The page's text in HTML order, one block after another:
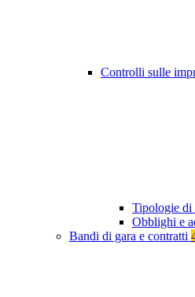
Controlli sulle
Tipologie di
Obblighi e
Bandi di gara e contratti